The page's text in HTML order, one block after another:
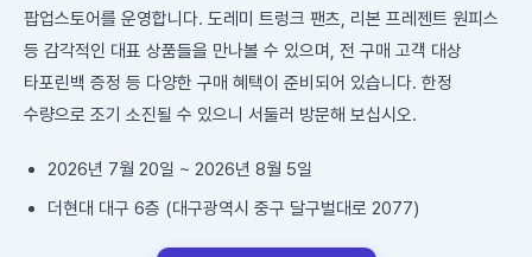
팝업스토어를 운영합니다. 도레미 트렁크 팬츠, 리본 프레젠트 원피스
등 감각적인 대표 상품들을 만나볼 수 있으며, 전 구매 고객 대상
타포린백 증정 등 다양한 구매 혜택이 준비되어 있습니다. 한정
수량으로 조기 소진될 수 있으니 서둘러 방문해 보십시오.
2026년 7월 20일 ~ 2026년 8월 5일
더현대 대구 6층 (대구광역시 중구 달구벌대로 2077)